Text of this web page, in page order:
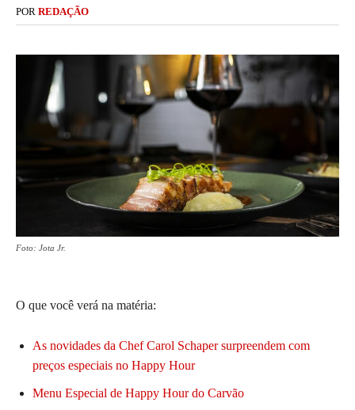
POR REDAÇÃO
Foto: Jota Jr.
O que você verá na matéria:
As novidades da Chef Carol Schaper surpreendem com
preços especiais no Happy Hour
Menu Especial de Happy Hour do Carvão